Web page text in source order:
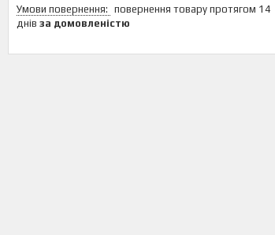
повернення товару протягом 14
днів за домовленістю